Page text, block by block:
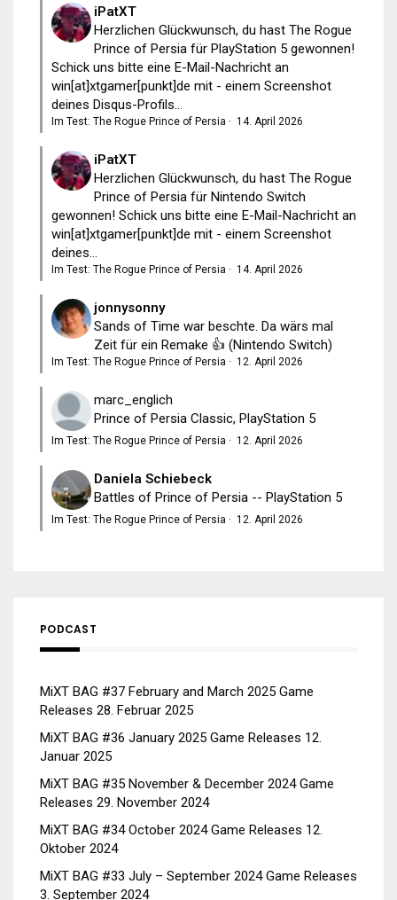
iPatXT
Herzlichen Glückwunsch, du hast The Rogue
Prince of Persia für PlayStation 5 gewonnen!
Schick uns bitte eine E-Mail-Nachricht an
win[at]xtgamer[punkt]de mit - einem Screenshot
deines Disqus-Profils...
Im Test: The Rogue Prince of Persia · 14. April 2026
iPatXT
Herzlichen Glückwunsch, du hast The Rogue
Prince of Persia für Nintendo Switch
gewonnen! Schick uns bitte eine E-Mail-Nachricht an
win[at]xtgamer[punkt]de mit - einem Screenshot
deines...
Im Test: The Rogue Prince of Persia · 14. April 2026
jonnysonny
Sands of Time war beschte. Da wärs mal
Zeit für ein Remake 👍 (Nintendo Switch)
Im Test: The Rogue Prince of Persia · 12. April 2026
marc_englich
Prince of Persia Classic, PlayStation 5
Im Test: The Rogue Prince of Persia · 12. April 2026
Daniela Schiebeck
Battles of Prince of Persia -- PlayStation 5
Im Test: The Rogue Prince of Persia · 12. April 2026
PODCAST
MiXT BAG #37 February and March 2025 Game
Releases 28. Februar 2025
MiXT BAG #36 January 2025 Game Releases 12.
Januar 2025
MiXT BAG #35 November & December 2024 Game
Releases 29. November 2024
MiXT BAG #34 October 2024 Game Releases 12.
Oktober 2024
MiXT BAG #33 July – September 2024 Game Releases
3. September 2024